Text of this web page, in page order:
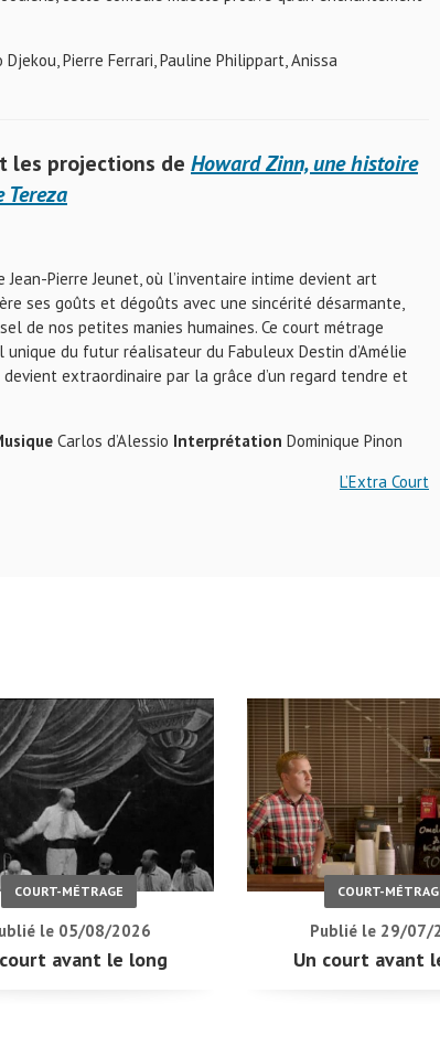
Djekou, Pierre Ferrari, Pauline Philippart, Anissa
les projections de Howard Zinn, une histoire
Tereza
Pierre Jeunet, où l’inventaire intime devient art
ses goûts et dégoûts avec une sincérité désarmante,
de nos petites manies humaines. Ce court métrage
du futur réalisateur du Fabuleux Destin d’Amélie
devient extraordinaire par la grâce d’un regard tendre et
Carlos d’Alessio Interprétation Dominique Pinon
L’Extra Court
COURT-MÉTRAGE
le 05/08/2026
avant le long
COURT-
Publié le 29/07/
Un court avant